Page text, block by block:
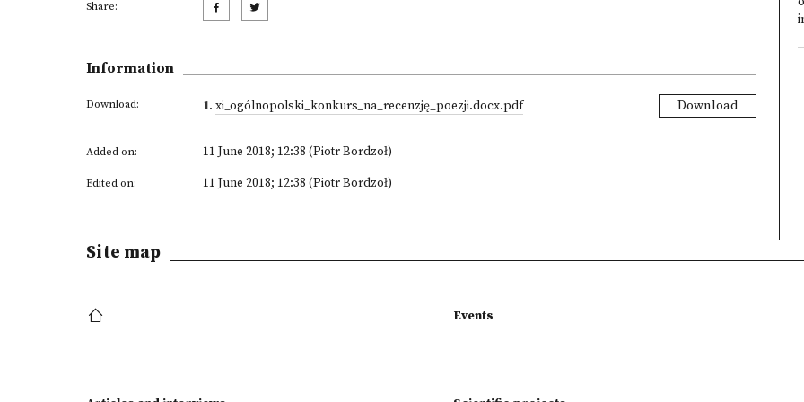
Share:
Information
Download: 1. xi_ogólnopolski_konkurs_na_recenzję_poezji.docx.pdf Download
Added on: 11 June 2018; 12:38 (Piotr Bordzoł)
Edited on: 11 June 2018; 12:38 (Piotr Bordzoł)
Site map
Events